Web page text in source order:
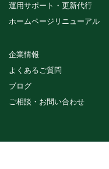
運用サポート・更新代行
ホームページリニューアル
企業情報
よくあるご質問
ブログ
ご相談・お問い合わせ